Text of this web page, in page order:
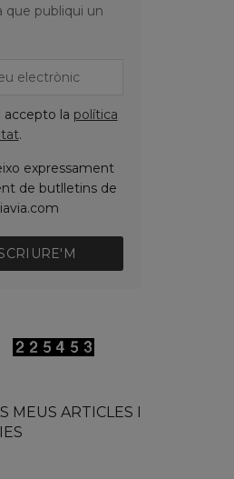
que publiqui un
accepto la política
.
expressament
de butlletins de
MEUS ARTICLES I